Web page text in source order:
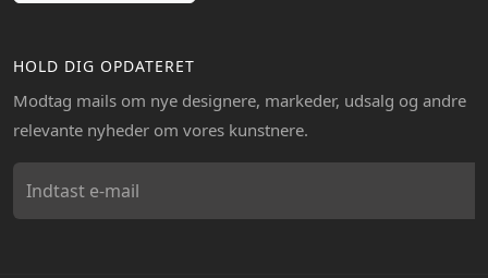
HOLD DIG OPDATERET
Modtag mails om nye designere, markeder, udsalg og andre
relevante nyheder om vores kunstnere.